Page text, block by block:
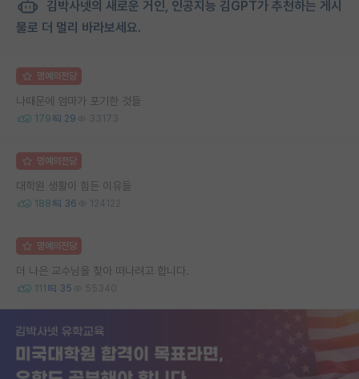
김박사넷의 새로운 거인, 인공지능 김GPT가 추천하는 게시
물로 더 멀리 바라보세요.
명예의전당
나때문에 엄마가 포기한 것들
179 29 33173
명예의전당
대학원 생활이 힘든 이유들
188 36 124122
명예의전당
더 나은 교수님을 찾아 떠나려고 합니다.
111 35 55340